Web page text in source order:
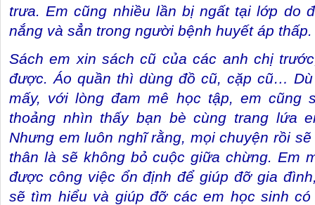
trưa. Em cũng nhiều lần bị ngất tại lớp do
nắng và sẳn trong người bệnh huyết áp thấp.
Sách em xin sách cũ của các anh chị
được. Áo quần thì dùng đồ cũ, cặp cũ…
mấy, với lòng đam mê học tập, em cũng
thoảng nhìn thấy bạn bè cùng trang lứa
Nhưng em luôn nghĩ rằng, mọi chuyện rồi
thân là sẽ không bỏ cuộc giữa chừng. Em
được công việc ổn định để giúp đỡ gia
sẽ tìm hiểu và giúp đỡ các em học sinh